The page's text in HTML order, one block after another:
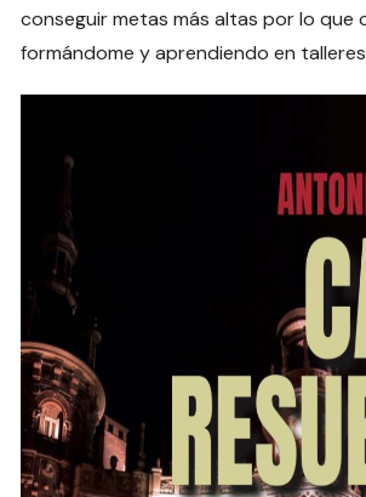
conseguir metas más altas por lo que
formándome y aprendiendo en